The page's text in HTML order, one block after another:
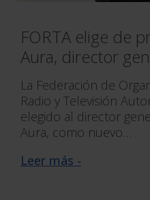
FORTA elige de
Aura, director
La Federación de
Radio y Televisión
elegido al director
Aura, como nuevo…
Leer más -